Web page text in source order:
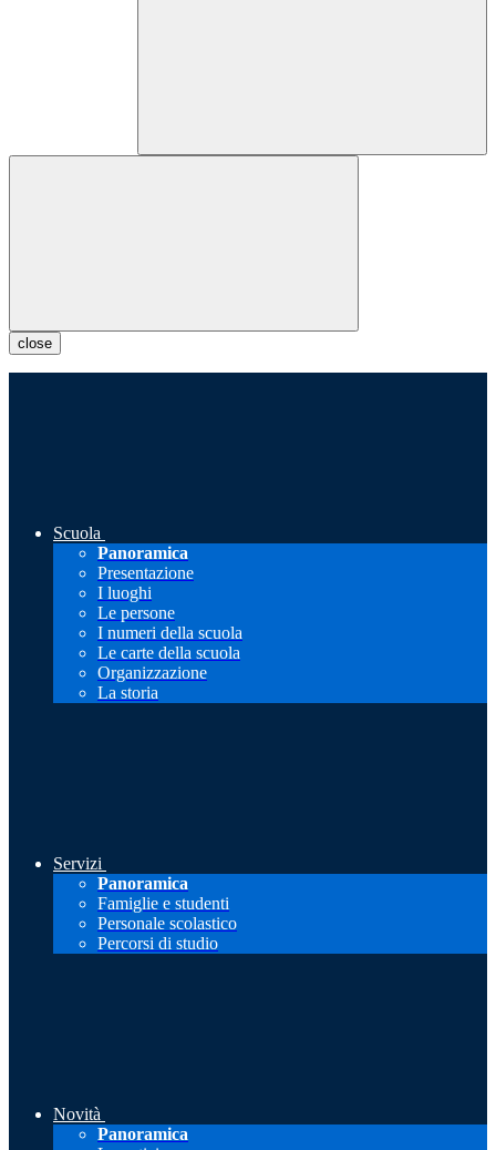
close
Scuola
Panoramica
Presentazione
I luoghi
Le persone
I numeri della scuola
Le carte della scuola
Organizzazione
La storia
Servizi
Panoramica
Famiglie e studenti
Personale scolastico
Percorsi di studio
Novità
Panoramica